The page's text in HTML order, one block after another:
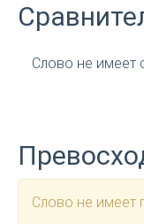
Слово не имеет
Слово не имеет